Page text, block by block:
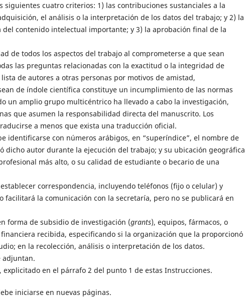
siguientes cuatro criterios: 1) las contribuciones sustanciales a la
el análisis o la interpretación de los datos del trabajo; y 2) la
contenido intelectual importante; y 3) la aprobación final de la
de todos los aspectos del trabajo al comprometerse a que sean
las preguntas relacionadas con la exactitud o la integridad de
de autores a otras personas por motivos de amistad,
de índole científica constituye un incumplimiento de las normas
un amplio grupo multicéntrico ha llevado a cabo la investigación,
que asumen la responsabilidad directa del manuscrito. Los
a menos que exista una traducción oficial.
identificarse con números arábigos, en “superíndice”, el nombre de
dicho autor durante la ejecución del trabajo; y su ubicación geográfica
más alto, o su calidad de estudiante o becario de una
correspondencia, incluyendo teléfonos (fijo o celular) y
facilitará la comunicación con la secretaría, pero no se publicará en
forma de subsidio de investigación (grants), equipos, fármacos, o
recibida, especificando si la organización que la proporcionó
en la recolección, análisis o interpretación de los datos.
adjuntan.
en el párrafo 2 del punto 1 de estas Instrucciones.
iniciarse en nuevas páginas.